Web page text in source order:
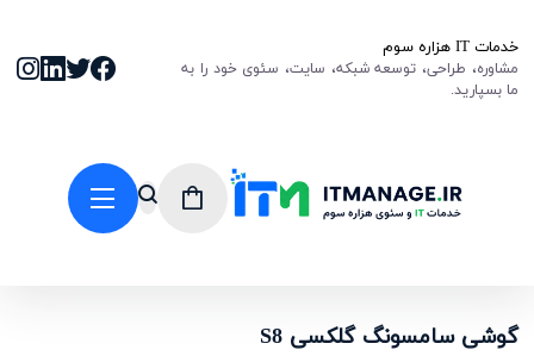
خدمات IT هزاره سوم
مشاوره، طراحی، توسعه شبکه، سایت، سئوی خود را به
ما بسپارید.
گوشی سامسونگ گلکسی S8